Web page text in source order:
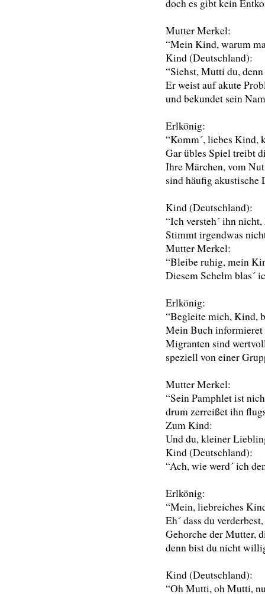
doch es gibt kein
Mutter Merkel:
“Mein Kind, warum
Kind (Deutschland):
“Siehst, Mutti du,
Er weist auf akute
und bekundet sein
Erlkönig:
“Komm´, liebes Kind,
Gar übles Spiel treibt
Ihre Märchen, vom
sind häufig akustische
Kind (Deutschland):
“Ich versteh´ ihn
Stimmt irgendwas
Mutter Merkel:
“Bleibe ruhig, mein
Diesem Schelm blas´
Erlkönig:
“Begleite mich, Kind,
Mein Buch informieret
Migranten sind
speziell von einer
Mutter Merkel:
“Sein Pamphlet ist
drum zerreißet ihn
Zum Kind:
Und du, kleiner
Kind (Deutschland):
“Ach, wie werd´ ich
Erlkönig:
“Mein, liebreiches
Eh´ dass du
Gehorche der Mutter,
denn bist du nicht
Kind (Deutschland):
“Oh Mutti, oh Mutti,